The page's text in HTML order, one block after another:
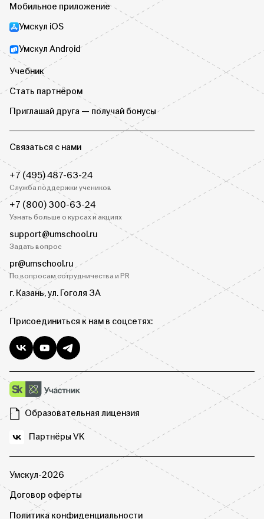
Мобильное приложение
Умскул iOS
Умскул Android
Учебник
Стать партнёром
Приглашай друга — получай бонусы
Связаться с нами
+7 (495) 487-63-24
Служба поддержки учеников
+7 (800) 300-63-24
Узнать больше о курсах и акциях
support@umschool.ru
Задать вопрос
pr@umschool.ru
По вопросам сотрудничества и PR
г. Казань, ул. Гоголя 3А
Присоединиться к нам в соцсетях:
Образовательная лицензия
Партнёры VK
Умскул-2026
Договор оферты
Политика конфиденциальности